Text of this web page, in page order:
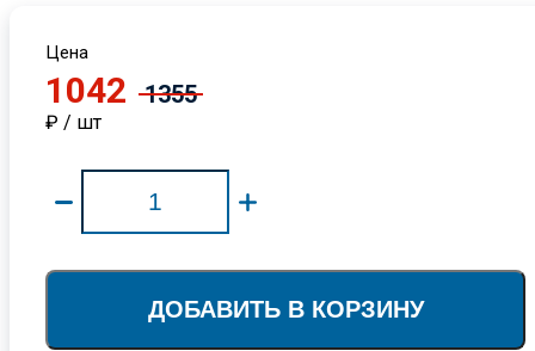
Цена
1042 1355
₽ / шт
ДОБАВИТЬ В КОРЗИНУ